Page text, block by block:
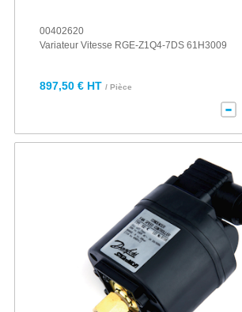
00402620
Variateur Vitesse RGE-Z1Q4-7DS 61H3009
897,50 € HT / Pièce